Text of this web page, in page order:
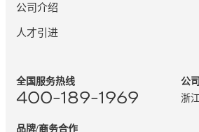
公司介绍
人才引进
全国服务热线
400-189-1969
品牌/商务合作
公
浙